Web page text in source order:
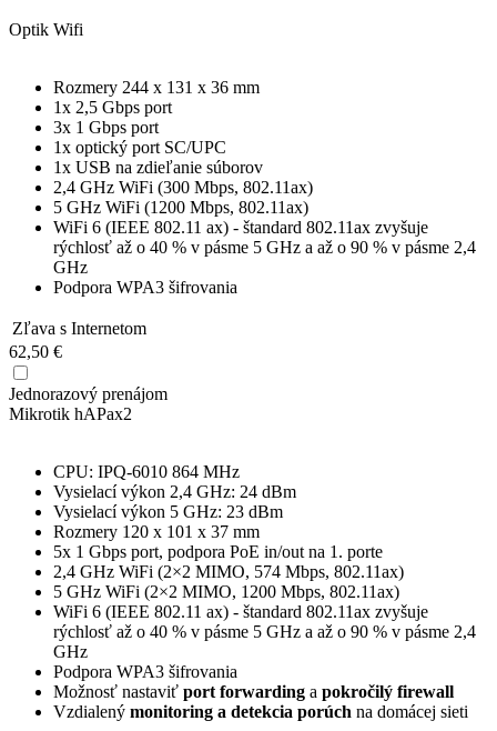
Optik Wifi
Rozmery 244 x 131 x 36 mm
1x 2,5 Gbps port
3x 1 Gbps port
1x optický port SC/UPC
1x USB na zdieľanie súborov
2,4 GHz WiFi (300 Mbps, 802.11ax)
5 GHz WiFi (1200 Mbps, 802.11ax)
WiFi 6 (IEEE 802.11 ax) - štandard 802.11ax zvyšuje
rýchlosť až o 40 % v pásme 5 GHz a až o 90 % v pásme 2,4
GHz
Podpora WPA3 šifrovania
Zľava s Internetom
62,50 €
Jednorazový prenájom
Mikrotik hAPax2
CPU: IPQ-6010 864 MHz
Vysielací výkon 2,4 GHz: 24 dBm
Vysielací výkon 5 GHz: 23 dBm
Rozmery 120 x 101 x 37 mm
5x 1 Gbps port, podpora PoE in/out na 1. porte
2,4 GHz WiFi (2×2 MIMO, 574 Mbps, 802.11ax)
5 GHz WiFi (2×2 MIMO, 1200 Mbps, 802.11ax)
WiFi 6 (IEEE 802.11 ax) - štandard 802.11ax zvyšuje
rýchlosť až o 40 % v pásme 5 GHz a až o 90 % v pásme 2,4
GHz
Podpora WPA3 šifrovania
Možnosť nastaviť port forwarding a pokročilý firewall
Vzdialený monitoring a detekcia porúch na domácej sieti